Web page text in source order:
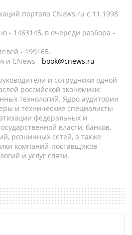
портала CNews.ru c 11.1998
- 1463145, в очереди разбора -
- 199165.
CNews - book@cnews.ru
и сотрудники одной
российской экономики:
технологий. Ядро аудитории
и технические специалисты
федеральных и
власти, банков,
розничных сетей, а также
компаний-поставщиков
и услуг связи.